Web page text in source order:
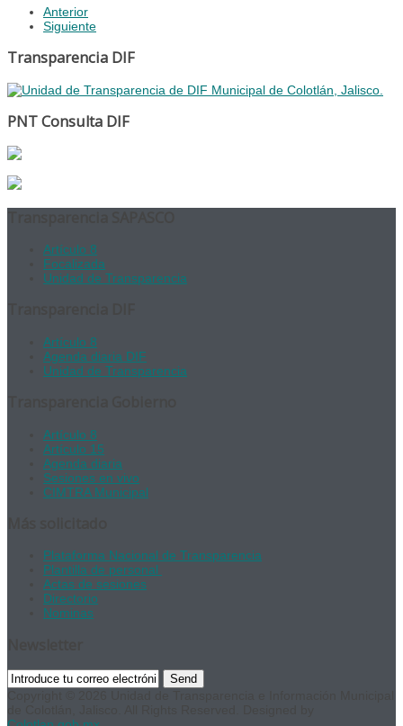
Anterior
Siguiente
Transparencia DIF
PNT Consulta DIF
Artículo 8
Focalizada
Unidad de Transparencia
Artículo 8
Agenda diaria DIF
Unidad de Transparencia
Artículo 8
Artículo 15
Agenda diaria
Sesiones en vivo
CIMTRA Municipal
Plataforma Nacional de Transparencia
Plantilla de personal
Actas de sesiones
Directorio
Nominas
Send